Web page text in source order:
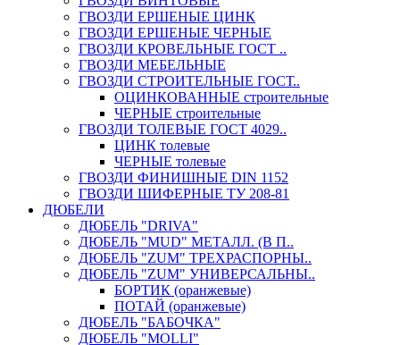
ГВОЗДИ ЕРШЕНЫЕ ЦИНК
ГВОЗДИ ЕРШЕНЫЕ ЧЕРНЫЕ
ГВОЗДИ КРОВЕЛЬНЫЕ ГОСТ ..
ГВОЗДИ МЕБЕЛЬНЫЕ
ГВОЗДИ СТРОИТЕЛЬНЫЕ ГОСТ..
ОЦИНКОВАННЫЕ строительные
ЧЕРНЫЕ строительные
ГВОЗДИ ТОЛЕВЫЕ ГОСТ 4029..
ЦИНК толевые
ЧЕРНЫЕ толевые
ГВОЗДИ ФИНИШНЫЕ DIN 1152
ГВОЗДИ ШИФЕРНЫЕ ТУ 208-81
ДЮБЕЛИ
ДЮБЕЛЬ "DRIVA"
ДЮБЕЛЬ "MUD" МЕТАЛЛ. (В П..
ДЮБЕЛЬ "ZUM" ТРЕХРАСПОРНЫ..
ДЮБЕЛЬ "ZUM" УНИВЕРСАЛЬНЫ..
БОРТИК (оранжевые)
ПОТАЙ (оранжевые)
ДЮБЕЛЬ "БАБОЧКА"
ДЮБЕЛЬ "МOLLI"